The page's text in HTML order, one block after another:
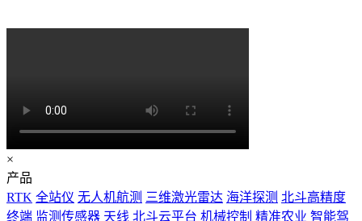
×
产品
RTK 全站仪 无人机航测 三维激光雷达 海洋探测 北斗高精度
终端 监测传感器 天线 北斗云平台 机械控制 精准农业 智能驾